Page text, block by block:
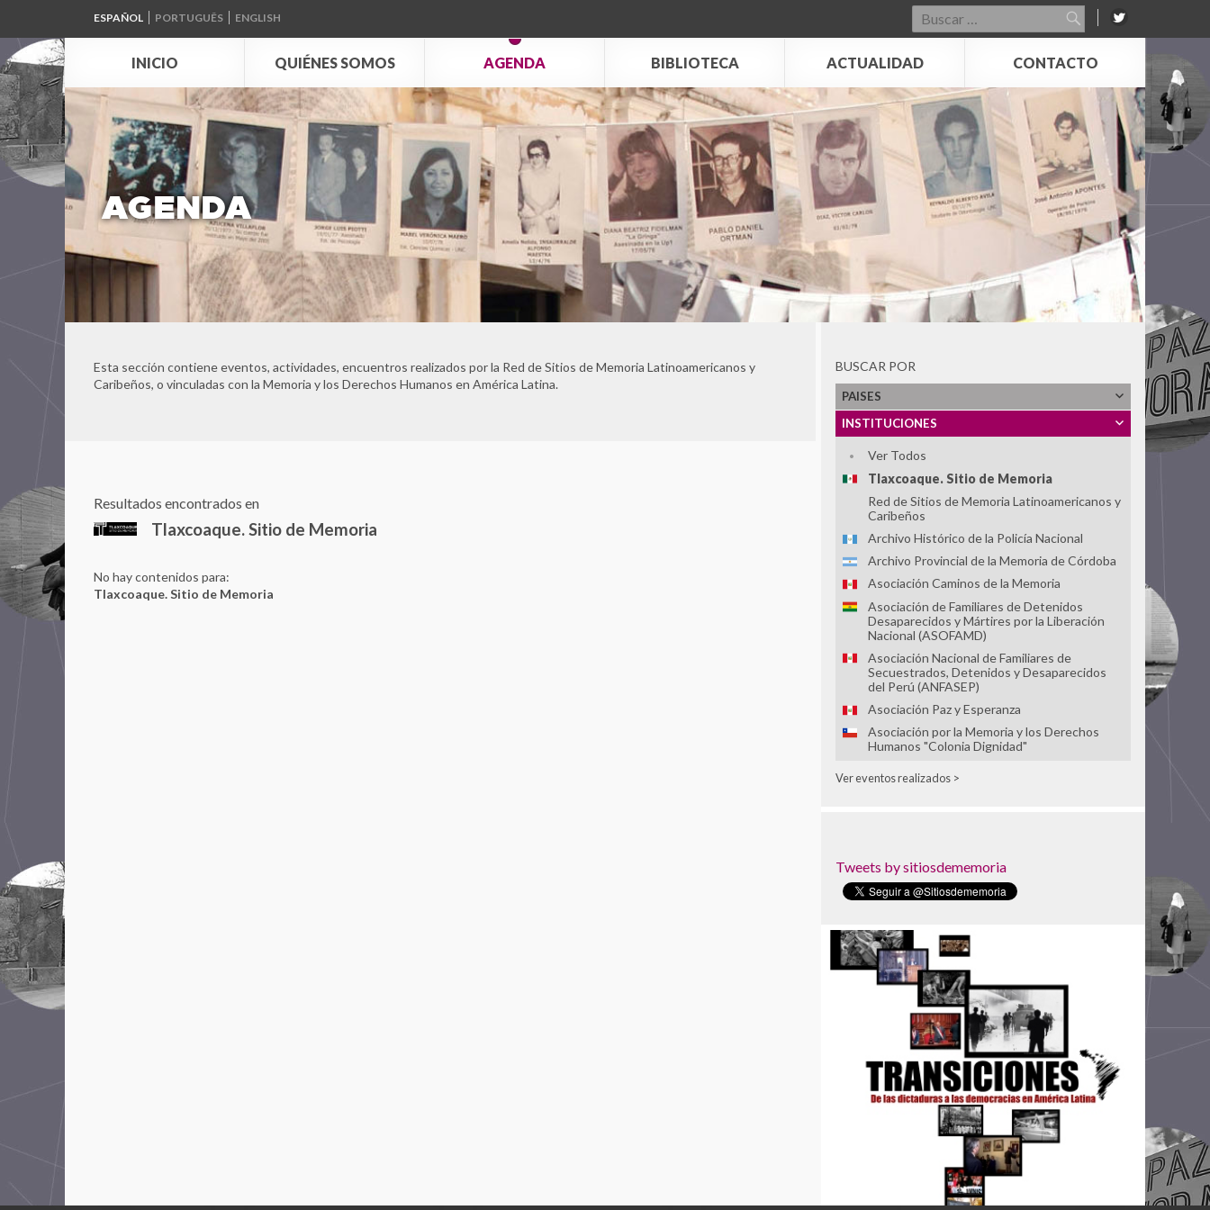
ESPAÑOL ENGLISH
PORTUGUÊS
Buscar
por:
INICIO
QUIÉNES SOMOS AGENDA BIBLIOTECA ACTUALIDAD CONTACTO
AGENDA
Esta sección contiene eventos, actividades, encuentros realizados por la Red de Sitios de Memoria Latinoamericanos y
Caribeños, o vinculadas con la Memoria y los Derechos Humanos en América Latina.
Resultados encontrados en
Tlaxcoaque. Sitio de Memoria
No hay contenidos para:
Tlaxcoaque. Sitio de Memoria
BUSCAR POR
PAISES
INSTITUCIONES
Ver Todos
Tlaxcoaque. Sitio de Memoria
Red de Sitios de Memoria Latinoamericanos y
Caribeños
Archivo Histórico de la Policía Nacional
Archivo Provincial de la Memoria de Córdoba
Asociación Caminos de la Memoria
Asociación de Familiares de Detenidos
Desaparecidos y Mártires por la Liberación
Nacional (ASOFAMD)
Asociación Nacional de Familiares de
Secuestrados, Detenidos y Desaparecidos
del Perú (ANFASEP)
Asociación Paz y Esperanza
Asociación por la Memoria y los Derechos
Humanos "Colonia Dignidad"
Centro Cultural por la Memoria de Trelew
Centro de Derechos Humanos Fray
Bartolomé de las Casas
Movimientos Sociales
Centro de la Memoria Monseñor Juan Gerardi
Centro de Memoria, Paz y Reconciliación
Centro Nacional de Memoria Histórica
Centro para la Acción Legal en Derechos
Humanos - CALDH
Centro Universitário Maria Antonia da
Universidade de São Paulo
Circular de Morelia
Colectivo Todxs Somos Jorge y Javier
Comisión Vesubio y Puente 12
Comité de Derechos Humanos Nido Veinte
Comité de Familiares de Detenidos
Ver eventos realizados >
Tweets by sitiosdememoria